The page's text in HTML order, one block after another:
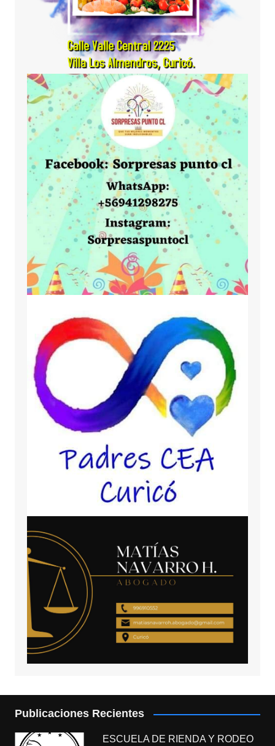
Publicaciones Recientes
ESCUELA DE RIENDA Y RODEO